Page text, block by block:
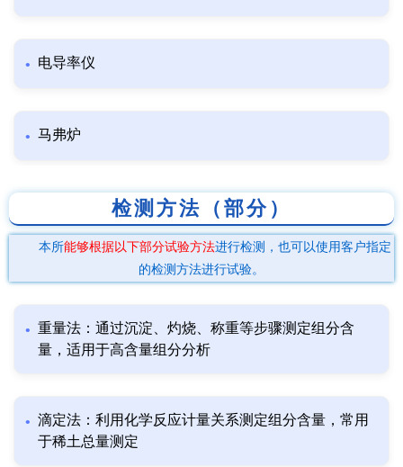
电导率仪
马弗炉
检测方法（部分）
本所能够根据以下部分试验方法进行检测，也可以使用客户指定
的检测方法进行试验。
重量法：通过沉淀、灼烧、称重等步骤测定组分含
量，适用于高含量组分分析
滴定法：利用化学反应计量关系测定组分含量，常用
于稀土总量测定